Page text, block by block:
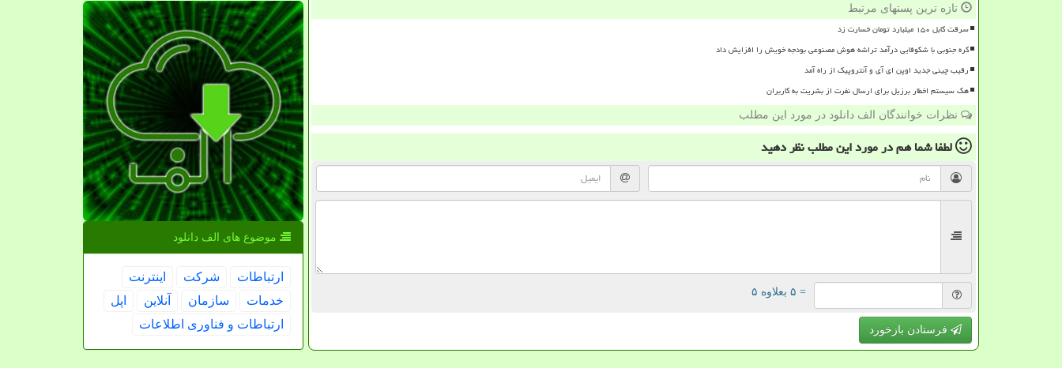
تازه ترین پستهای مرتبط
سرقت کابل ۱۵۰ میلیارد تومان خسارت زد
کره جنوبی با شکوفایی درآمد تراشه هوش مصنوعی بودجه خویش را افزایش داد
رقیب چینی جدید اوپن ای آی و آنتروپیک از راه آمد
هک سیستم اخطار برزیل برای ارسال نفرت از بشریت به کاربران
نظرات خوانندگان الف دانلود در مورد این مطلب
لطفا شما همدر مورد این مطلبنظر دهید
= ۵ بعلاوه ۵
فرستادن بازخورد
موضوع های الف دانلود
ارتباطات شركت
اینترنت
خدمات
سازمان آنلاین
اپل
ارتباطات و فناوری اطلاعات